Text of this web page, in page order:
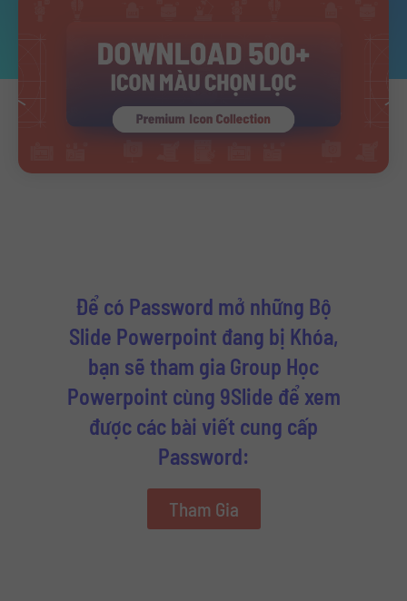
Để có Password mở những Bộ
Slide Powerpoint đang bị Khóa,
bạn sẽ tham gia Group Học
Powerpoint cùng 9Slide để xem
được các bài viết cung cấp
Password:
Tham Gia